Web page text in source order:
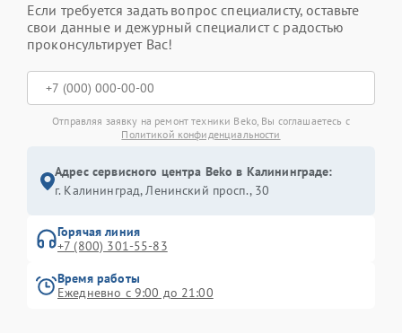
Если требуется задать вопрос специалисту, оставьте
свои данные и дежурный специалист с радостью
проконсультирует Вас!
Отправляя заявку на ремонт техники Beko, Вы соглашаетесь с
Политикой конфиденциальности
Адрес сервисного центра Beko в Калининграде:
г. Калининград, Ленинский просп., 30
Горячая линия
+7 (800) 301-55-83
Время работы
Ежедневно с 9:00 до 21:00